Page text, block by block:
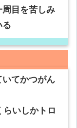
目を苦しみ
る
てかつがん
いしかトロ